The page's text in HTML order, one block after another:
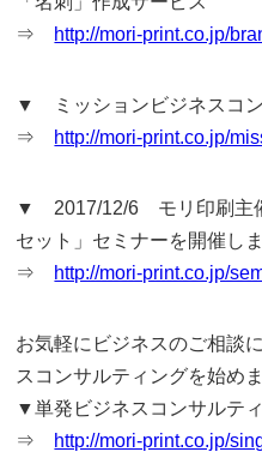
⇒ http://mori-print.co.jp/
▼ ミッションビジネスコ
⇒ http://mori-print.co.jp/
▼ 2017/12/6 モリ印刷主
セット」セミナーを開催し
⇒ http://mori-print.co.jp/
お気軽にビジネスのご相談
スコンサルティングを始めま
▼単発ビジネスコンサルテ
⇒ http://mori-print.co.jp/